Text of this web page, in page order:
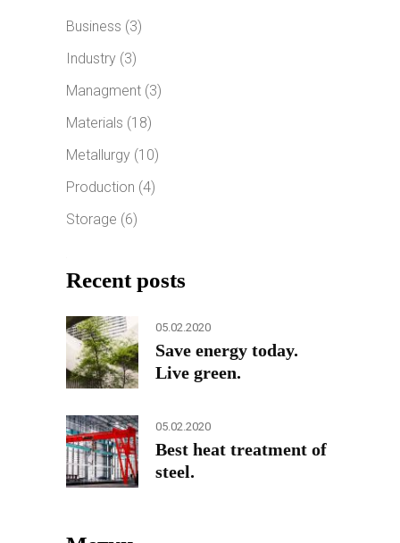
Business (3)
Industry (3)
Managment (3)
Materials (18)
Metallurgy (10)
Production (4)
Storage (6)
Recent posts
05.02.2020
Save energy today.
Live green.
05.02.2020
Best heat treatment of
steel.